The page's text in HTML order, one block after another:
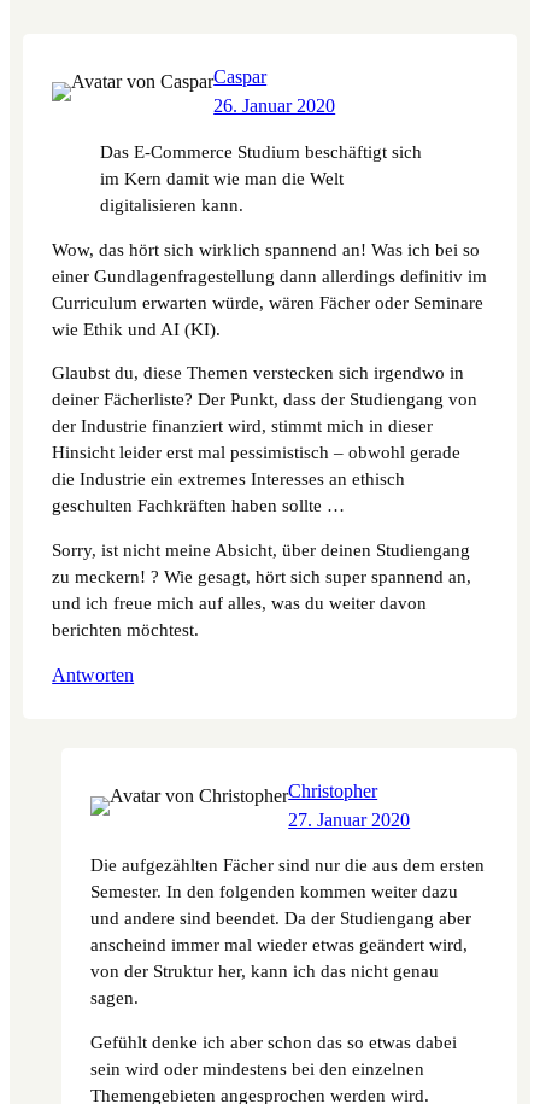
Caspar
26. Januar 2020
Das E-Commerce Studium beschäftigt sich
im Kern damit wie man die Welt
digitalisieren kann.
Wow, das hört sich wirklich spannend an! Was ich bei so
einer Gundlagenfragestellung dann allerdings definitiv im
Curriculum erwarten würde, wären Fächer oder Seminare
wie Ethik und AI (KI).
Glaubst du, diese Themen verstecken sich irgendwo in
deiner Fächerliste? Der Punkt, dass der Studiengang von
der Industrie finanziert wird, stimmt mich in dieser
Hinsicht leider erst mal pessimistisch – obwohl gerade
die Industrie ein extremes Interesses an ethisch
geschulten Fachkräften haben sollte …
Sorry, ist nicht meine Absicht, über deinen Studiengang
zu meckern! ? Wie gesagt, hört sich super spannend an,
und ich freue mich auf alles, was du weiter davon
berichten möchtest.
Antworten
Christopher
27. Januar 2020
Die aufgezählten Fächer sind nur die aus dem ersten
Semester. In den folgenden kommen weiter dazu
und andere sind beendet. Da der Studiengang aber
anscheind immer mal wieder etwas geändert wird,
von der Struktur her, kann ich das nicht genau
sagen.
Gefühlt denke ich aber schon das so etwas dabei
sein wird oder mindestens bei den einzelnen
Themengebieten angesprochen werden wird.